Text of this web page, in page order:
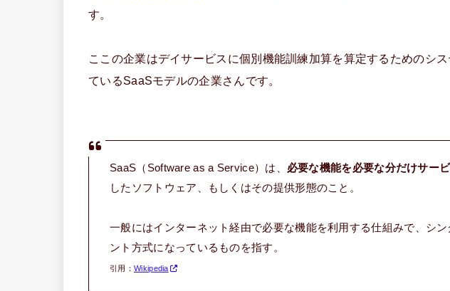
す。
ここの企業はデイサービスに個別機能訓練加算を算定するためのシ
ているSaaSモデルの企業さんです。
SaaS（Software as a Service）は、 必要な機能を必要な分だけサー
したソフトウェア、もしくはその提供形態のこと。
一般にはインターネット経由で必要な機能を利用する仕組みで、シ
ント方式になっているものを指す。
引用：Wikipedia